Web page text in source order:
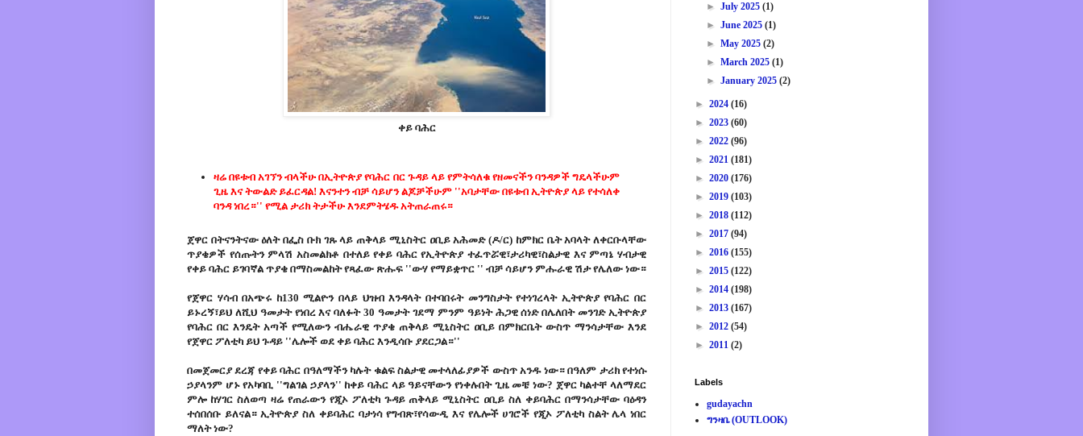
ቀይ ባሕር
ዛሬ በዩቱብ አገኘን ብላችሁ በኢትዮጵያ የባሕር በር ጉዳይ ላይ የምትሳለቁ የዘመናችን ባንዳዎች ግዴላችሁም
ጊዜ እና ትውልድ ይፈርዳል! እናንተን ብቻ ሳይሆን ልጆቻችሁም ''አባታቸው በዩቱብ ኢትዮጵያ ላይ የተሳለቀ
ባንዳ ነበረ።'' የሚል ታሪክ ትታችሁ እንደምትሄዱ አትጠራጠሩ።
ጀዋር በትናንትናው ዕለት በፌስ ቡክ ገጹ ላይ ጠቅላይ ሚኒስትር ዐቢይ አሕመድ (ዶ/ር) ከምክር ቤት አባላት ለቀርቡላቸው
ጥያቄዎች የሰጡትን ምላሽ አስመልክቶ በተለይ የቀይ ባሕር የኢትዮጵያ ተፈጥሯዊ፣ታሪካዊ፣ስልታዊ እና ምጣኔ ሃብታዊ
የቀይ ባሕር ይገባኛል ጥያቄ በማስመልከት የጻፈው ጽሑፍ ''ውሃ የማይቋጥር '' ብቻ ሳይሆን ምሑራዊ ሽታ የሌለው ነው።
የጀዋር ሃሳብ በአጭሩ ከ130 ሚልዮን በላይ ህዝብ እንዳላት በተባበሩት መንግስታት የተነገረላት ኢትዮጵያ የባሕር በር
ይኑረኝ፣ይህ ለሺህ ዓመታት የነበረ እና ባለፉት 30 ዓመታት ገደማ ምንም ዓይነት ሕጋዊ ሰነድ በሌለበት መንገድ ኢትዮጵያ
የባሕር በር እንዴት አጣች የሚለውን ብሔራዊ ጥያቄ ጠቅላይ ሚኒስትር ዐቢይ በምክርቤት ውስጥ ማንሳታቸው እንደ
የጀዋር ፖለቲካ ይህ ጉዳይ ''ሌሎች ወደ ቀይ ባሕር እንዲሳቡ ያደርጋል።''
በመጀመርያ ደረጃ የቀይ ባሕር በዓለማችን ካሉት ቁልፍ ስልታዊ መተላለፊያዎች ውስጥ አንዱ ነው። በዓለም ታሪክ የተነሱ
ኃያላንም ሆኑ የአካባቢ ''ግልገል ኃያላን'' ከቀይ ባሕር ላይ ዓይናቸውን የነቀሉበት ጊዜ መቼ ነው? ጀዋር ካልተቸ ላለማደር
ምሎ ከሃገር ስለወጣ ዛሬ የጠራውን የጂኦ ፖለቲካ ጉዳይ ጠቅላይ ሚኒስትር ዐቢይ ስለ ቀይባሕር በማንሳታቸው ባዕዳን
ተሰበሰቡ ይለናል። ኢትዮጵያ ስለ ቀይባሕር ባታነሳ የግብጽ፣የሳውዲ እና የሌሎች ሀገሮች የጂኦ ፖለቲካ ስልት ሌላ ነበር
ማለት ነው?
►July 2025(1)
►June 2025(1)
►May 2025(2)
►March 2025(1)
►January 2025(2)
► 2024 (16)
► 2023 (60)
► 2022 (96)
► 2021 (181)
► 2020 (176)
► 2019 (103)
► 2018 (112)
► 2017 (94)
► 2016 (155)
► 2015 (122)
► 2014 (198)
► 2013 (167)
► 2012 (54)
► 2011 (2)
Labels
gudayachn
ግንዛቤ (OUTLOOK)